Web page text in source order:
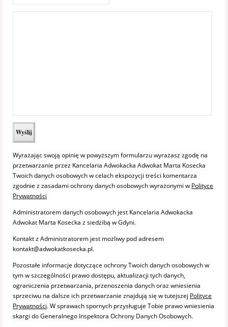
Wyrażając swoją opinię w powyższym formularzu wyrażasz zgodę na
przetwarzanie przez Kancelaria Adwokacka Adwokat Marta Kosecka
Twoich danych osobowych w celach ekspozycji treści komentarza
zgodnie z zasadami ochrony danych osobowych wyrażonymi w Polityce
Prywatności
Administratorem danych osobowych jest Kancelaria Adwokacka
Adwokat Marta Kosecka z siedzibą w Gdyni.
Kontakt z Administratorem jest możliwy pod adresem
kontakt@adwokatkosecka.pl.
Pozostałe informacje dotyczące ochrony Twoich danych osobowych w
tym w szczególności prawo dostępu, aktualizacji tych danych,
ograniczenia przetwarzania, przenoszenia danych oraz wniesienia
sprzeciwu na dalsze ich przetwarzanie znajdują się w tutejszej Polityce
Prywatności. W sprawach spornych przysługuje Tobie prawo wniesienia
skargi do Generalnego Inspektora Ochrony Danych Osobowych.